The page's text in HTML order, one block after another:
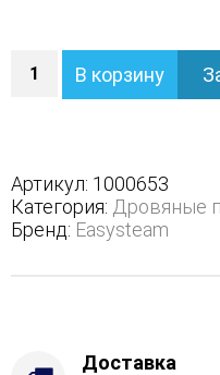
Печь
Анапа
кожухе
-
Защита
топки
В корзину
Артикул: 1000653
Категория: Дровяные
Бренд: Easysteam
Доставка